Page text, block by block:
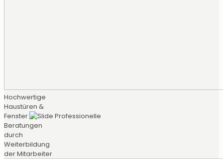
Hochwertige
Haustüren &
Fenster
Professionelle
Beratungen
durch
Weiterbildung
der Mitarbeiter